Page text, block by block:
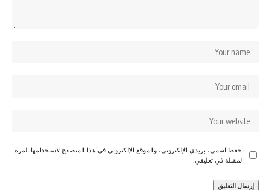
احفظ اسمي، بريدي الإلكتروني، والموقع الإلكتروني في هذا المتصفح لاستخدامها المرة
المقبلة في تعليقي.